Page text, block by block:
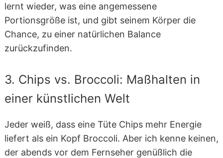
lernt wieder, was eine angemessene
Portionsgröße ist, und gibt seinem Körper die
Chance, zu einer natürlichen Balance
zurückzufinden.
3. Chips vs. Broccoli: Maßhalten in
einer künstlichen Welt
Jeder weiß, dass eine Tüte Chips mehr Energie
liefert als ein Kopf Broccoli. Aber ich kenne keinen,
der abends vor dem Fernseher genüßlich die